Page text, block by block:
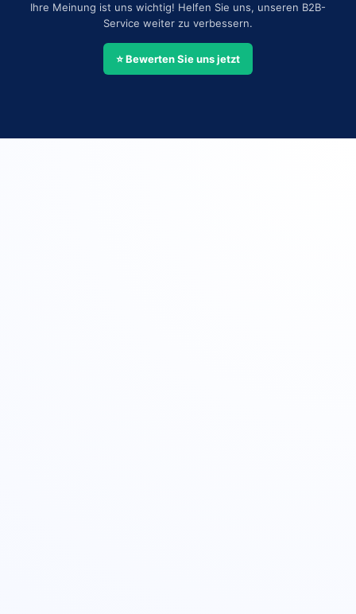
Ihre Meinung ist uns wichtig! Helfen Sie uns, unseren B2B-
Service weiter zu verbessern.
⭐ Bewerten Sie uns jetzt